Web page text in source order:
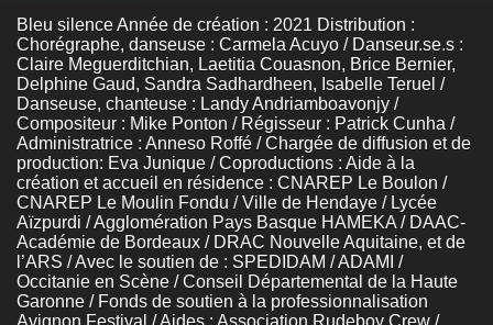
Bleu silence Année de création : 2021 Distribution :
Chorégraphe, danseuse : Carmela Acuyo / Danseur.se.s :
Claire Meguerditchian, Laetitia Couasnon, Brice Bernier,
Delphine Gaud, Sandra Sadhardheen, Isabelle Teruel /
Danseuse, chanteuse : Landy Andriamboavonjy /
Compositeur : Mike Ponton / Régisseur : Patrick Cunha /
Administratrice : Anneso Roffé / Chargée de diffusion et de
production: Eva Junique / Coproductions : Aide à la
création et accueil en résidence : CNAREP Le Boulon /
CNAREP Le Moulin Fondu / Ville de Hendaye / Lycée
Aïzpurdi / Agglomération Pays Basque HAMEKA / DAAC-
Académie de Bordeaux / DRAC Nouvelle Aquitaine, et de
l’ARS / Avec le soutien de : SPEDIDAM / ADAMI /
Occitanie en Scène / Conseil Départemental de la Haute
Garonne / Fonds de soutien à la professionnalisation
Avignon Festival / Aides : Association Rudeboy Crew /